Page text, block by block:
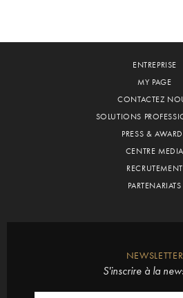
ENTREPRISE
MY PAGE
CONTACTEZ
SOLUTIONS
PRESS &
CENTRE MEDIA
RECRUTEMENT
PARTENARIATS
NEWSLETTER
S'inscrire à la